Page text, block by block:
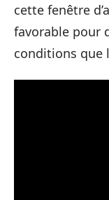
cette fenêtre
favorable pour
conditions que